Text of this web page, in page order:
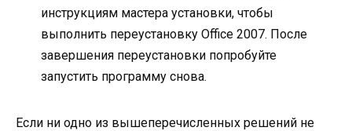
инструкциям мастера установки, чтобы
выполнить переустановку Office 2007. После
завершения переустановки попробуйте
запустить программу снова.
Если ни одно из вышеперечисленных решений не